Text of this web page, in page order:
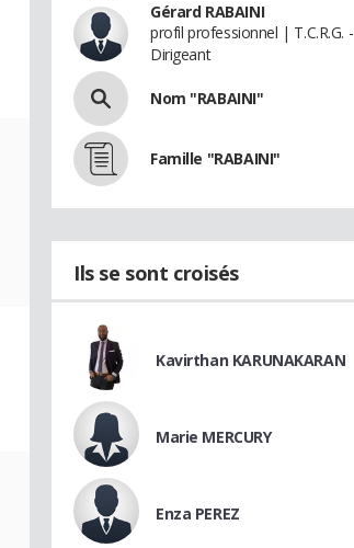
Gérard RABAINI
profil professionnel | T.C.R.G. -
Dirigeant
Nom "RABAINI"
Famille "RABAINI"
Ils se sont croisés
Kavirthan KARUNAKARAN
Marie MERCURY
Enza PEREZ